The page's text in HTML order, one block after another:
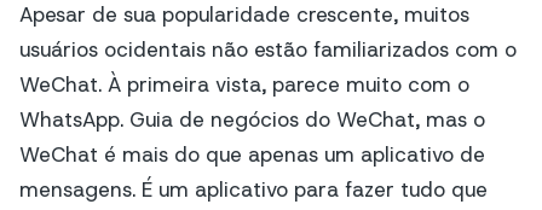
Apesar de sua popularidade crescente, muitos
usuários ocidentais não estão familiarizados com o
WeChat. À primeira vista, parece muito com o
WhatsApp. Guia de negócios do WeChat, mas o
WeChat é mais do que apenas um aplicativo de
mensagens. É um aplicativo para fazer tudo que